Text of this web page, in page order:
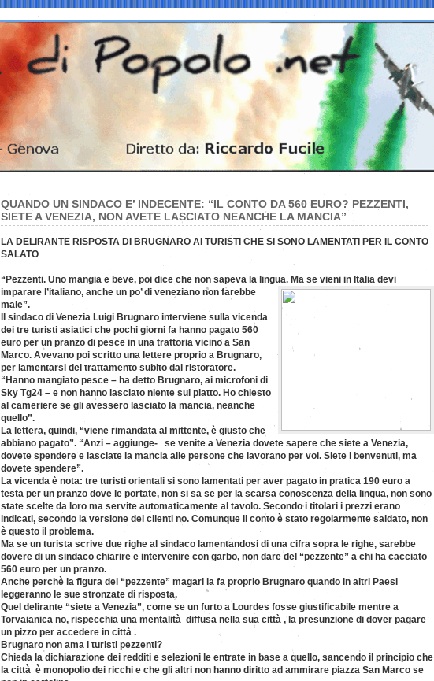
QUANDO UN SINDACO E’ INDECENTE: “IL CONTO DA 560 EURO? PEZZENTI,
SIETE A VENEZIA, NON AVETE LASCIATO NEANCHE LA MANCIA”
LA DELIRANTE RISPOSTA DI BRUGNARO AI TURISTI CHE SI SONO LAMENTATI PER IL CONTO
SALATO
“Pezzenti. Uno mangia e beve, poi dice che non sapeva la lingua. Ma se vieni in Italia devi
imparare l’italiano, anche un po’ di veneziano non farebbe
male”.
Il sindaco di Venezia Luigi Brugnaro interviene sulla vicenda
dei tre turisti asiatici che pochi giorni fa hanno pagato 560
euro per un pranzo di pesce in una trattoria vicino a San
Marco. Avevano poi scritto una lettere proprio a Brugnaro,
per lamentarsi del trattamento subito dal ristoratore.
“Hanno mangiato pesce – ha detto Brugnaro, ai microfoni di
Sky Tg24 – e non hanno lasciato niente sul piatto. Ho chiesto
al cameriere se gli avessero lasciato la mancia, neanche
quello”.
La lettera, quindi, “viene rimandata al mittente, è giusto che
abbiano pagato”. “Anzi – aggiunge- se venite a Venezia dovete sapere che siete a Venezia,
dovete spendere e lasciate la mancia alle persone che lavorano per voi. Siete i benvenuti, ma
dovete spendere”.
La vicenda è nota: tre turisti orientali si sono lamentati per aver pagato in pratica 190 euro a
testa per un pranzo dove le portate, non si sa se per la scarsa conoscenza della lingua, non sono
state scelte da loro ma servite automaticamente al tavolo. Secondo i titolari i prezzi erano
indicati, secondo la versione dei clienti no. Comunque il conto è stato regolarmente saldato, non
è questo il problema.
Ma se un turista scrive due righe al sindaco lamentandosi di una cifra sopra le righe, sarebbe
dovere di un sindaco chiarire e intervenire con garbo, non dare del “pezzente” a chi ha cacciato
560 euro per un pranzo.
Anche perchè la figura del “pezzente” magari la fa proprio Brugnaro quando in altri Paesi
leggeranno le sue stronzate di risposta.
Quel delirante “siete a Venezia”, come se un furto a Lourdes fosse giustificabile mentre a
Torvaianica no, rispecchia una mentalità diffusa nella sua città , la presunzione di dover pagare
un pizzo per accedere in città .
Brugnaro non ama i turisti pezzenti?
Chieda la dichiarazione dei redditi e selezioni le entrate in base a quello, sancendo il principio che
la città è monopolio dei ricchi e che gli altri non hanno diritto ad ammirare piazza San Marco se